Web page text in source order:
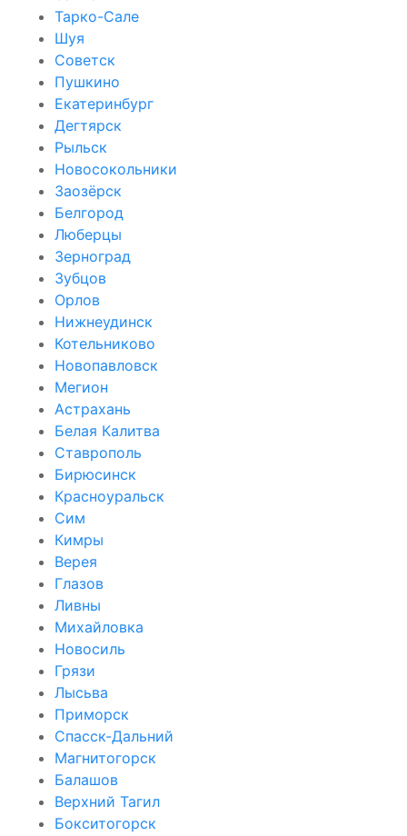
Тарко-Сале
Шуя
Советск
Пушкино
Екатеринбург
Дегтярск
Рыльск
Новосокольники
Заозёрск
Белгород
Люберцы
Зерноград
Зубцов
Орлов
Нижнеудинск
Котельниково
Новопавловск
Мегион
Астрахань
Белая Калитва
Ставрополь
Бирюсинск
Красноуральск
Сим
Кимры
Верея
Глазов
Ливны
Михайловка
Новосиль
Грязи
Лысьва
Приморск
Спасск-Дальний
Магнитогорск
Балашов
Верхний Тагил
Бокситогорск